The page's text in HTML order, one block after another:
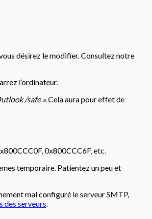
désirez le modifier. Consultez notre
l’ordinateur.
/safe ».Cela aura pour effet de
0x800CCC6F, etc.
temporaire. Patientez un peu et
mal configuré le serveur SMTP,
des serveurs.